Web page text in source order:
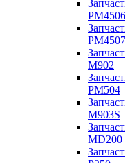
PM4506
PM4507
M902
PM504
M903S
MD200